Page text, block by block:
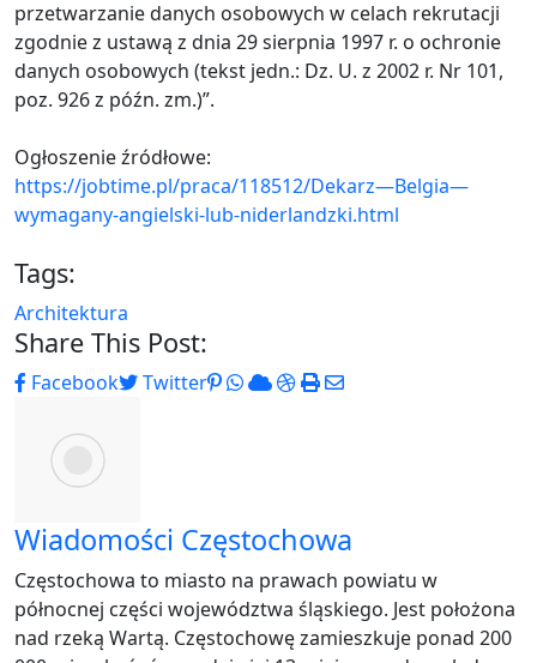
przetwarzanie danych osobowych w celach rekrutacji
zgodnie z ustawą z dnia 29 sierpnia 1997 r. o ochronie
danych osobowych (tekst jedn.: Dz. U. z 2002 r. Nr 101,
poz. 926 z późn. zm.)”.
Ogłoszenie źródłowe:
https://jobtime.pl/praca/118512/Dekarz—Belgia—
wymagany-angielski-lub-niderlandzki.html
Tags:
Architektura
Share This Post:
Facebook Twitter Pinterest
Whatsapp
CloudStumbleUpon
PrintShare
Wiadomości Częstochowa
Częstochowa to miasto na prawach powiatu w
północnej części województwa śląskiego. Jest położona
nad rzeką Wartą. Częstochowę zamieszkuje ponad 200